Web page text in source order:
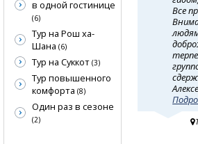
Все
в одной гостинице
(6)
Тур на Рош ха-
Шана (6)
Тур на Суккот (3)
Тур повышенного
комфорта (8)
Один раз в сезоне
(2)